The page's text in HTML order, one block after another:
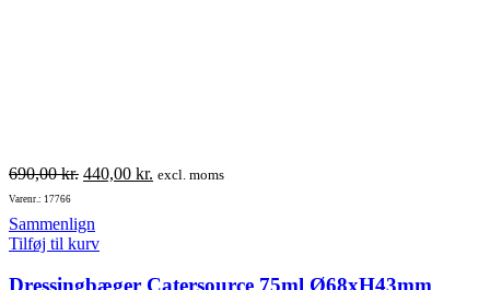
690,00kr. Den
var:
690,00 kr..
440,00 kr. Den
excl. moms
Varenr.: 17766
Sammenlign
Tilføj til kurv